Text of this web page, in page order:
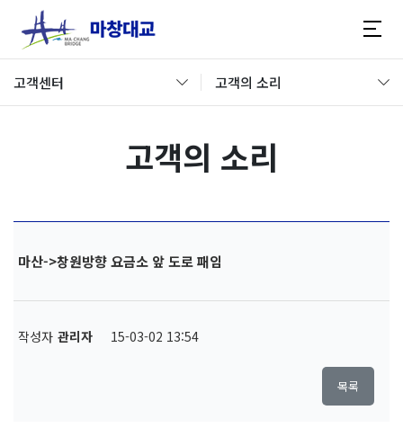
고객센터 고객의 소리
고객의 소리
마산->창원방향 요금소 앞 도로 패임
작성자 관리자 15-03-02 13:54
목록